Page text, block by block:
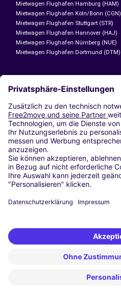
Mietwagen Flughafen Hamburg (HAM)
Mietwagen Flughafen Köln/Bonn (CGN)
Mietwagen Flughafen Stuttgart (STR)
Mietwagen Flughafen Hannover (HAJ)
Mietwagen Flughafen Nürnberg (NUE)
Mietwagen Flughafen Dortmund (DTM)
CARSHARING
UNSERE STÄDTE
Paris
Madrid
Washington DC
Mailand
Rom
Turin
Wien
Berlin
Düsseldorf